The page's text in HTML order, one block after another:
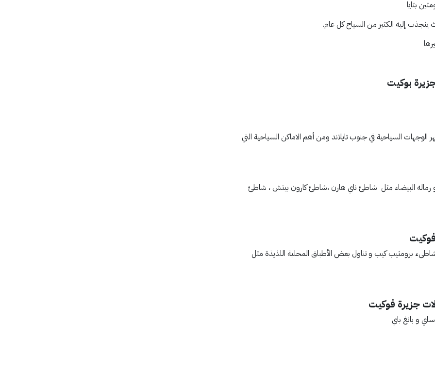
بتايا
ينجذب إليه الكثير من السياح كل عام.
بوكيت
السياحية في جنوب تايلاند ومن أهم الاماكن السياحية التي
و رماله البيضاء مثل شاطئ ناي هارن ،شاطئ كارون بيتش ، شاطئ
برومثيب كيب و تناول بعض الأطباق المحلية اللذيذة مثل
جزيرة فوكيت
و بانغ باي